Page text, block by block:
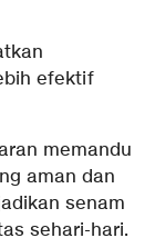
efektif
memandu
aman dan
senam
sehari-hari.